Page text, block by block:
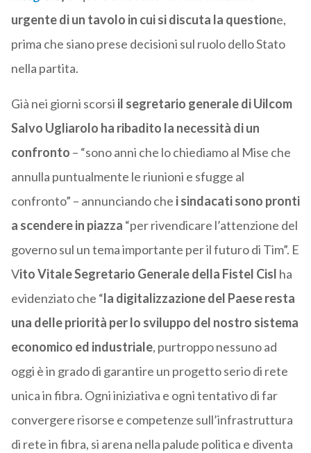
urgente di un tavolo in cui si discuta la questione,
prima che siano prese decisioni sul ruolo dello Stato
nella partita.
Già nei giorni scorsi il segretario generale di Uilcom
Salvo Ugliarolo ha ribadito la necessità di un
confronto – “sono anni che lo chiediamo al Mise che
annulla puntualmente le riunioni e sfugge al
confronto” – annunciando che i sindacati sono pronti
a scendere in piazza “per rivendicare l’attenzione del
governo sul un tema importante per il futuro di Tim”. E
Vito Vitale Segretario Generale della Fistel Cisl ha
evidenziato che “la digitalizzazione del Paese resta
una delle priorità per lo sviluppo del nostro sistema
economico ed industriale, purtroppo nessuno ad
oggi è in grado di garantire un progetto serio di rete
unica in fibra. Ogni iniziativa e ogni tentativo di far
convergere risorse e competenze sull’infrastruttura
di rete in fibra, si arena nella palude politica e diventa